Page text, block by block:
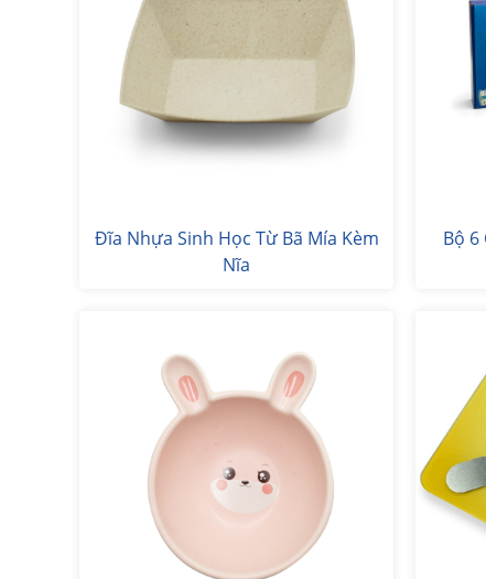
Đĩa Nhựa Sinh Học Từ Bã Mía Kèm
Nĩa
Bộ 6